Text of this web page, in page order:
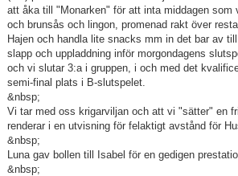
att åka till "Monarken" för att inta middagen som
och brunsås och lingon, promenad rakt över
Hajen och handla lite snacks mm in det bar av
slapp och uppladdning inför morgondagens
och vi slutar 3:a i gruppen, i och med det
semi-final plats i B-slutspelet.
&nbsp;
Vi tar med oss krigarviljan och att vi "sätter" en
renderar i en utvisning för felaktigt avstånd för
&nbsp;
Luna gav bollen till Isabel för en gedigen
&nbsp;